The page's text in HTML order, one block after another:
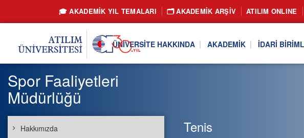
🎓 AKADEMİK YIL TEMALARI 🗂️ AKADEMIK ARŞIV ATILIM ONLINE
ÜNIVERSITE HAKKINDA AKADEMIK İDARI
Tenis
Spor Faaliyetleri
Müdürlüğü
Hakkımızda